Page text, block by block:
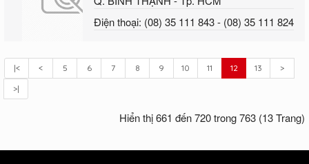
Điện thoại: (08) 35 111 843 - (08) 35 111 824
|< < 5 6 7 8 9 10 11 12 13
>
>|
Hiển thị 661 đến 720 trong 763 (13 Trang)